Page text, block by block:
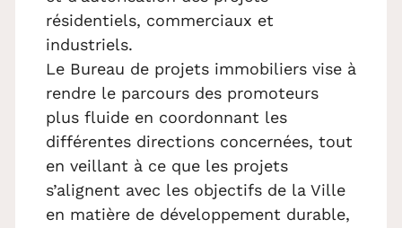
résidentiels, commerciaux et
industriels.
Le Bureau de projets immobiliers vise à
rendre le parcours des promoteurs
plus fluide en coordonnant les
différentes directions concernées, tout
en veillant à ce que les projets
s’alignent avec les objectifs de la Ville
en matière de développement durable,